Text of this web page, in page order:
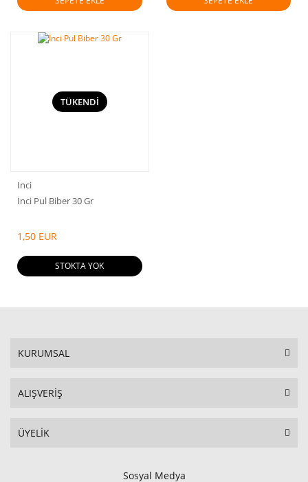
TÜKENDİ
Inci
İnci Pul Biber 30 Gr
1,50 EUR
STOKTA YOK
KURUMSAL
ALIŞVERİŞ
ÜYELİK
Sosyal Medya